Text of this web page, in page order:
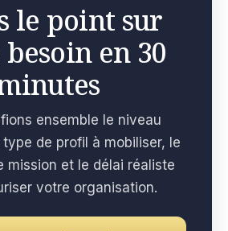
le point sur
en 30
ensemble le niveau
type de profil à mobiliser, le
mission et le délai réaliste
votre organisation.